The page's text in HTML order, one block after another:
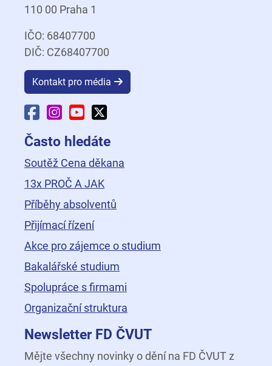
110 00 Praha 1
IČO: 68407700
DIČ: CZ68407700
Kontakt pro média
Facebook Fakulty dopravní
Instagram Fakulty dopravní
YouTube Fakulty dopravní
Často hledáte
Soutěž Cena děkana
13x PROČ A JAK
Příběhy absolventů
Přijímací řízení
Akce pro zájemce o studium
Bakalářské studium
Spolupráce s firmami
Organizační struktura
Newsletter FD ČVUT
Mějte všechny novinky o dění na FD ČVUT z